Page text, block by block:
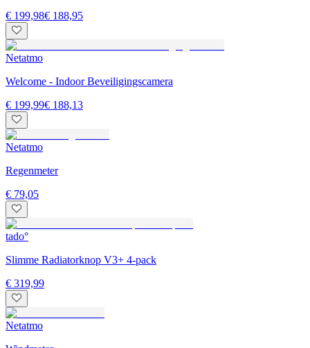
€ 199,98€ 188,95
Netatmo
Welcome - Indoor Beveiligingscamera
€ 199,99€ 188,13
Netatmo
Regenmeter
€ 79,05
tado°
Slimme Radiatorknop V3+ 4-pack
€ 319,99
Netatmo